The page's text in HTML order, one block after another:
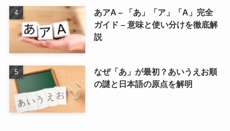
あアA – 「あ」「ア」「A」完全
ガイド – 意味と使い分けを徹底解
説
なぜ「あ」が最初？あいうえお順
の謎と日本語の原点を解明